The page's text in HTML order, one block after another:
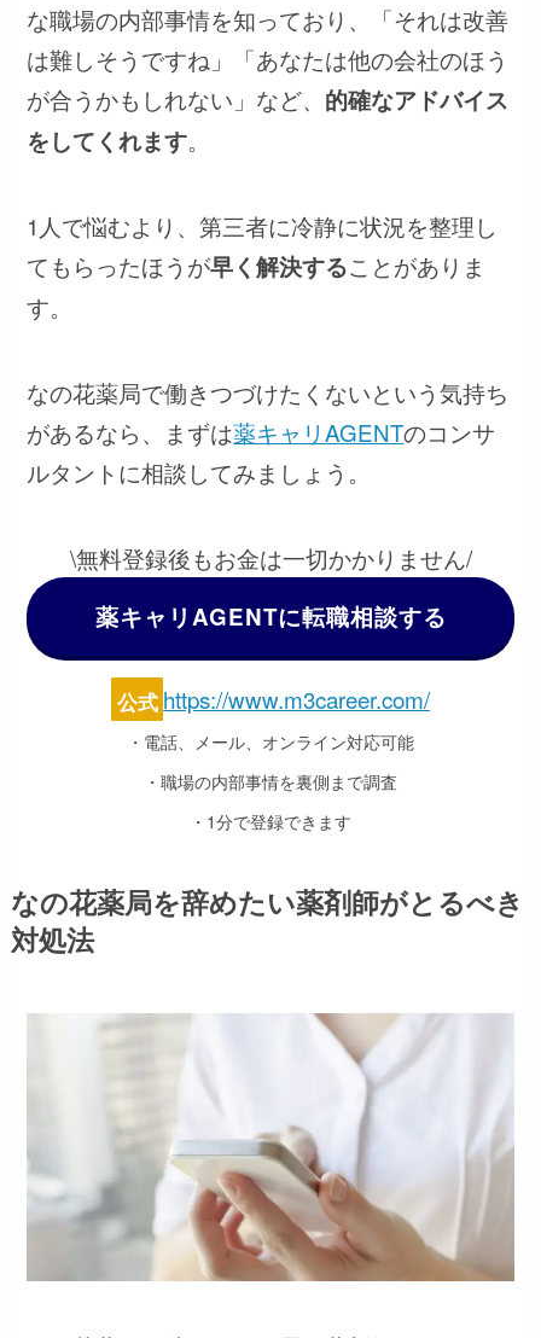
な職場の内部事情を知っており、「それは改善
は難しそうですね」「あなたは他の会社のほう
が合うかもしれない」など、 的確なアドバイス
をしてくれます。
1人で悩むより、第三者に冷静に状況を整理し
てもらったほうが早く解決することがありま
す。
なの花薬局で働きつづけたくないという気持ち
があるなら、まずは薬キャリAGENTのコンサ
ルタントに相談してみましょう。
\無料登録後もお金は一切かかりません/
薬キャリAGENTに転職相談する
公式 https://www.m3career.com/
・電話、メール、オンライン対応可能
・職場の内部事情を裏側まで調査
・1分で登録できます
なの花薬局を辞めたい薬剤師がとるべき
対処法